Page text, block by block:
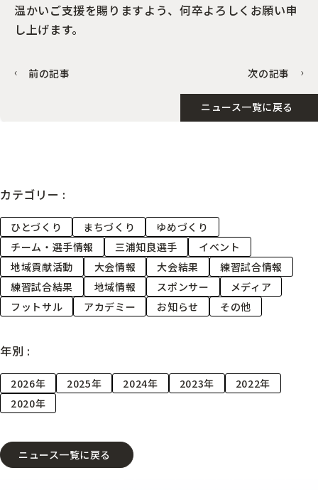
カテゴリー :
ひとづくり まちづくり
ゆめづくり
チーム・選手情報
三浦知良選手
イベント
地域貢献活動
大会情報 大会結果
練習試合情報
練習試合結果
地域情報 スポンサー
メディア
フットサル
アカデミー お知らせ その他
年別 :
2026年 2025年 2024年 2023年
2022年
2020年
ニュース一覧に戻る
温かいご支援を賜りますよう、何卒よろしくお願い申
し上げます。
前の記事 次の記事
ニュース一覧に戻る